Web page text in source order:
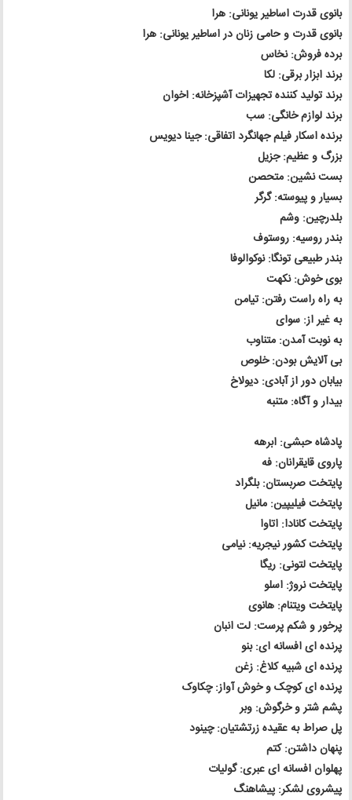
بانوی قدرت اساطیر یونانی: هرا
بانوی قدرت و حامی زنان در اساطیر یونانی: هرا
برده فروش: نخاس
برند ابزار برقی: لکا
برند تولید کننده تجهیزات آشپزخانه: اخوان
برند لوازم خانگی: سب
برنده اسکار فیلم جهانگرد اتفاقی: جینا دیویس
بزرگ و عظیم: جزیل
بست نشین: متحصن
بسیار و پیوسته: گرگر
بلدرچین: وشم
بندر روسیه: روستوف
بندر طبیعی تونگا: نوکوالوفا
بوی خوش: نکهت
به راه راست رفتن: تیامن
به غیر از: سوای
به نوبت آمدن: متناوب
بی آلایش بودن: خلوص
بیابان دور از آبادی: دیولاخ
بیدار و آگاه: متنبه
پادشاه حبشی: ابرهه
پاروی قایقرانان: فه
پایتخت صربستان: بلگراد
پایتخت فیلیپین: مانیل
پایتخت کانادا: اتاوا
پایتخت کشور نیجریه: نیامی
پایتخت لتونی: ریگا
پایتخت نروژ: اسلو
پایتخت ویتنام: هانوی
پرخور و شکم پرست: لت انبان
پرنده ای افسانه ای: بنو
پرنده ای شبیه کلاغ: زغن
پرنده ای کوچک و خوش آواز: چکاوک
پشم شتر و خرگوش: وبر
پل صراط به عقیده زرتشتیان: چینود
پنهان داشتن: کتم
پهلوان افسانه ای عبری: گولیات
پیشروی لشکر: پیشاهنگ